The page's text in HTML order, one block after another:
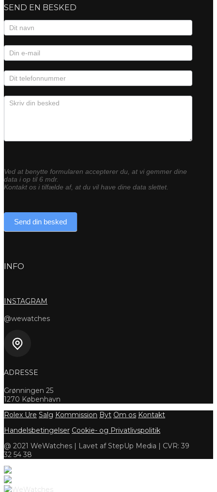
SEND EN BESKED
Kontaktformular
Ved at benytte formularen accepterer du, at vi gemmer dine
data i op til 6 mdr.
Kontakt os i tilfælde af, at du vil have dine data slettet.
Send din besked
INFO
INSTAGRAM
@wewatches
ADRESSE
Grønningen 25
1270 København
Rolex Ure Salg Kommission Byt Om os Kontakt
Handelsbetingelser Cookie- og Privatlivspolitik
@ 2021 WeWatches | Lavet af StepUp Media | CVR: 39
32 54 38